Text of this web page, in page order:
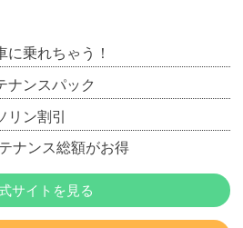
乗れちゃう！
ナンスパック
リン割引
ナンス総額がお得
サイトを見る